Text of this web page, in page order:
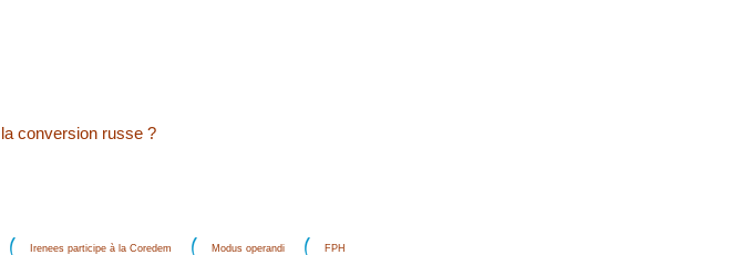
conversion russe ?
Irenees participe à la Coredem Modus operandi FPH